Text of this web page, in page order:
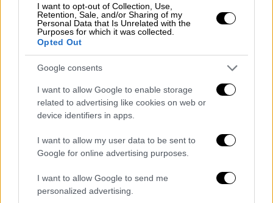
I want to opt-out of Collection, Use,
Retention, Sale, and/or Sharing of my
Personal Data that Is Unrelated with the
Purposes for which it was collected.
Opted Out
Google consents
I want to allow Google to enable storage
related to advertising like cookies on web or
device identifiers in apps.
I want to allow my user data to be sent to
Google for online advertising purposes.
I want to allow Google to send me
personalized advertising.
τις γόβες.
Ο γιος του Μπάμπη,Άρης Βωβός
λατρεία στους αγώνες ταχύτητας και
μάλιστα το 1995 πήρε την πρώτη θέση στη
γενική κατάταξη του Ράλι Ακρόπολις. Το ότι
αγόρασε μιαPorsche Carrera GTαξίας
700.000 ευρώ δεν προκάλεσε την παραμικρή
εντύπωση σε όσους τον γνώριζαν. Δεινός
τζογαδόρος ο Άρης Βωβός, λέγεται ότι
έπαιξε σε prive αίθουσα σε καζίνο του Λας
Βέγκας, όπου το ελάχιστο ποντάρισμα ήταν 1
εκατ. δολάρια. Υπερβολές!